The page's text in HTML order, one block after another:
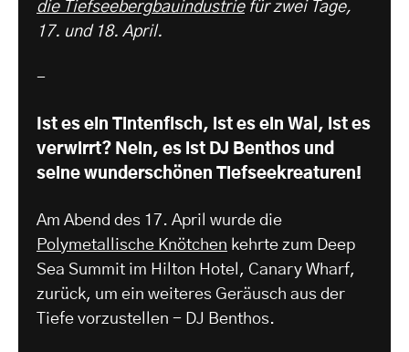
die Tiefseebergbauindustriefür zwei Tage,
17. und 18. April.
-
Ist es ein Tintenfisch, ist es ein Wal, ist es
verwirrt? Nein, es ist DJ Benthos und
seine wunderschönen Tiefseekreaturen!
Am Abend des 17. April wurde die
Polymetallische Knötchen kehrte zum Deep
Sea Summit im Hilton Hotel, Canary Wharf,
zurück, um ein weiteres Geräusch aus der
Tiefe vorzustellen - DJ Benthos.